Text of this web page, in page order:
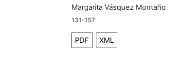
Margarita Vásquez Montaño
131-157
PDF XML